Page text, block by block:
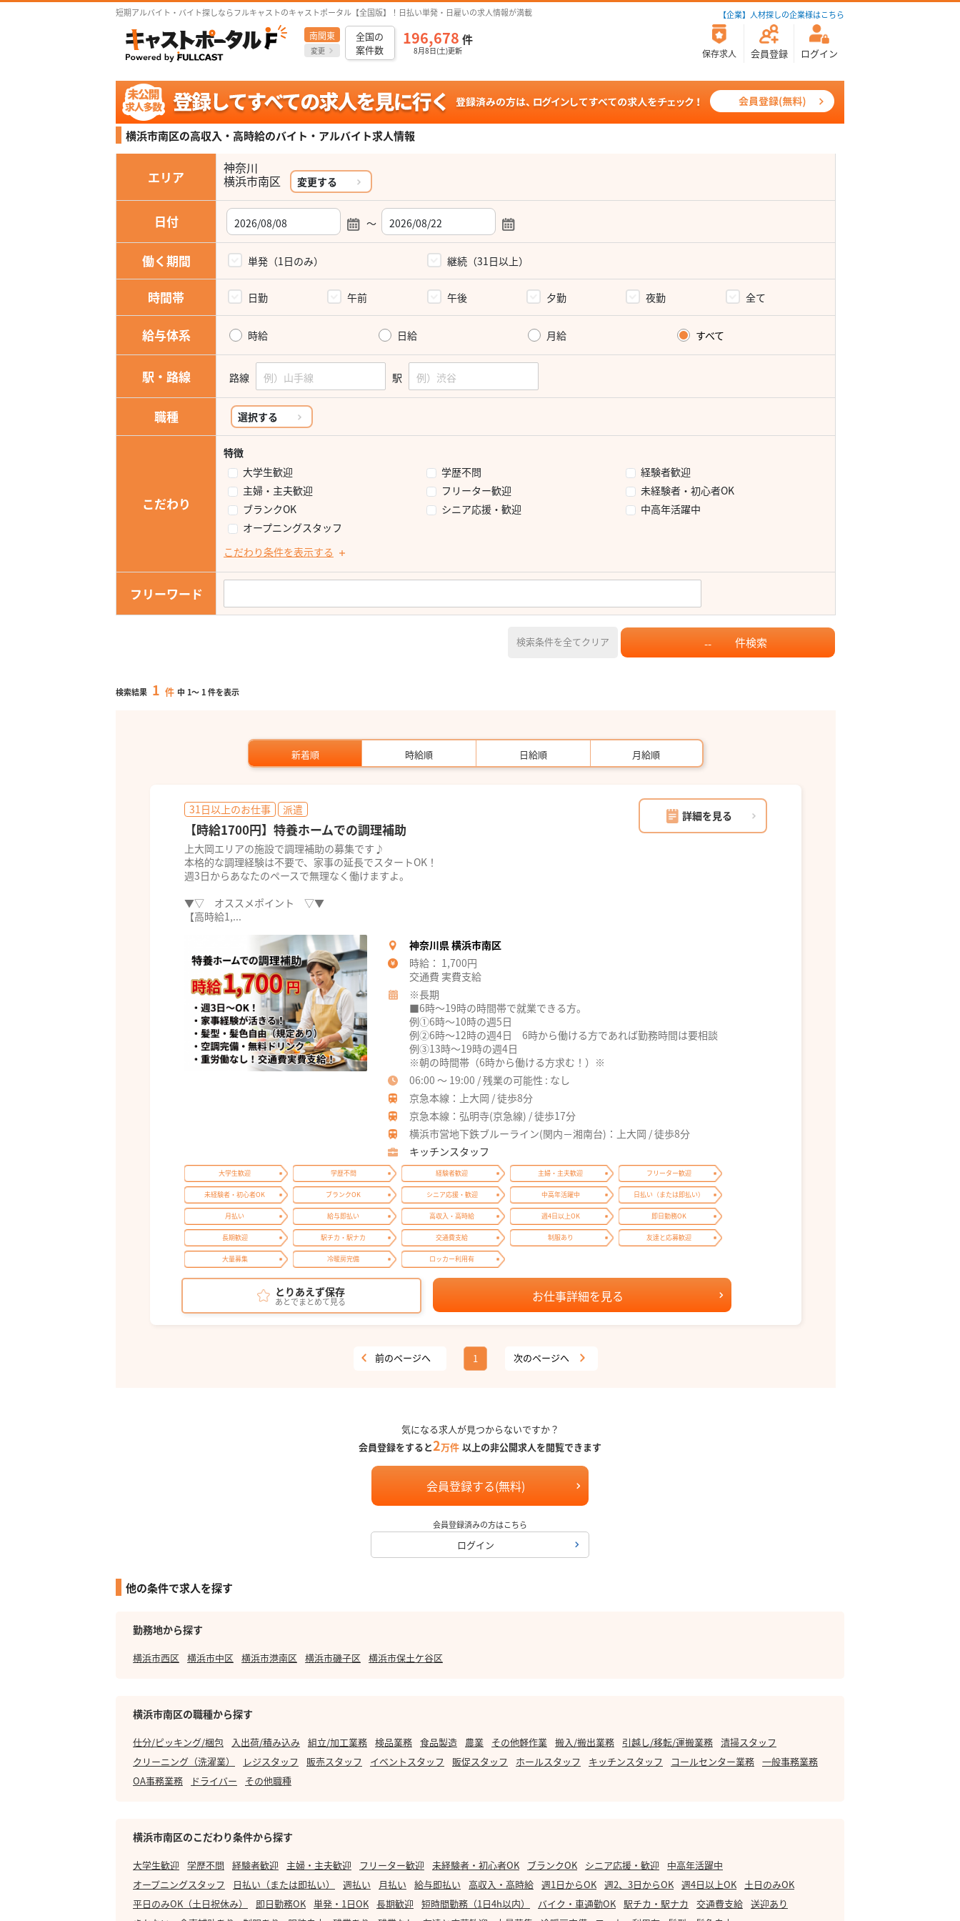
短期アルバイト・バイト探しならフルキャストのキャストポータル【全国版】！日払い単発・日雇いの求人情報が満載 【企業】人材探しの企業様はこちら
南関東
変更
全国の
案件数
196,678 件
8月8日(土)更新 保存求人 会員登録 ログイン
横浜市南区の高収入・高時給のバイト・アルバイト求人情報
エリア
神奈川
変更する
日付 ～
働く期間 単発（1日のみ） 継続（31日以上）
時間帯 日勤 午前 午後 夕勤 夜勤 全て
給与体系 時給 日給 月給 すべて
駅・路線 路線 駅
職種 選択する
こだわり
特徴
大学生歓迎
学歴不問
経験者歓迎
主婦・主夫歓迎
フリーター歓迎
未経験者・初心者OK
ブランクOK
シニア応援・歓迎
中高年活躍中
オープニングスタッフ
こだわり条件を表示する
フリーワード
検索条件を全てクリア -- 件検索
検索結果 1 件 中 1～ 1件を表示
新着順 時給順 日給順 月給順
31日以上のお仕事 派遣 詳細を見る
【時給1700円】特養ホームでの調理補助
上大岡エリアの施設で調理補助の募集です♪
本格的な調理経験は不要で、家事の延長でスタートOK！
週3日からあなたのペースで無理なく働けますよ。
▼▽ オススメポイント ▽▼
【高時給1,...
神奈川県 横浜市南区
時給： 1,700円
交通費 実費支給
※長期
■6時～19時の時間帯で就業できる方。
例①6時～10時の週5日
例②6時～12時の週4日 6時から働ける方であれば勤務時間は要相談
例③13時～19時の週4日
※朝の時間帯（6時から働ける方求む！）※
06:00 ～ 19:00 / 残業の可能性 : なし
京急本線：上大岡 / 徒歩8分
京急本線：弘明寺(京急線) / 徒歩17分
横浜市営地下鉄ブルーライン(関内－湘南台)：上大岡 / 徒歩8分
キッチンスタッフ
大学生歓迎 学歴不問 経験者歓迎 主婦・主夫歓迎 フリーター歓迎
未経験者・初心者OK ブランクOK シニア応援・歓迎 中高年活躍中 日払い（または即払い）
月払い 給与即払い 高収入・高時給 週4日以上OK 即日勤務OK
長期歓迎 駅チカ・駅ナカ 交通費支給 制服あり 友達と応募歓迎
大量募集 冷暖房完備 ロッカー利用有
とりあえず保存
あとでまとめて見る お仕事詳細を見る
前のページへ 1 次のページへ
気になる求人が見つからないですか？
会員登録をすると2万件 以上の非公開求人を閲覧できます
会員登録する(無料)
会員登録済みの方はこちら
ログイン
他の条件で求人を探す
勤務地から探す
横浜市西区 横浜市中区 横浜市港南区 横浜市磯子区 横浜市保土ケ谷区
横浜市南区の職種から探す
仕分/ピッキング/梱包 入出荷/積み込み 組立/加工業務 検品業務 食品製造 農業 その他軽作業 搬入/搬出業務 引越し/移転/運搬業務 清掃スタッフ
クリーニング（洗濯業）
レジスタッフ 販売スタッフ イベントスタッフ 販促スタッフ ホールスタッフ キッチンスタッフ コールセンター業務 一般事務業務
OA事務業務
ドライバー その他職種
横浜市南区のこだわり条件から探す
大学生歓迎 学歴不問 経験者歓迎 主婦・主夫歓迎 フリーター歓迎 未経験者・初心者OK ブランクOK シニア応援・歓迎
中高年活躍中
オープニングスタッフ
日払い（または即払い） 週払い 月払い 給与即払い 高収入・高時給 週1日からOK 週2、3日からOK 週4日以上OK
土日のみOK
平日のみOK（土日祝休み）
即日勤務OK 単発・1日OK 長期歓迎 短時間勤務（1日4h以内） バイク・車通勤OK 駅チカ・駅ナカ 交通費支給 送迎あり